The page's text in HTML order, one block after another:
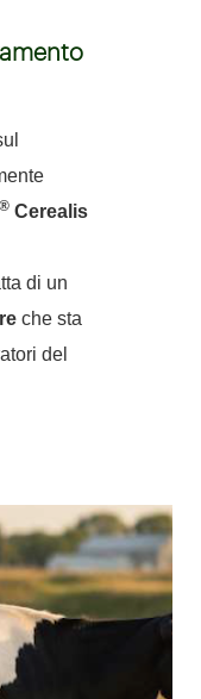
® Cerealis
di un
che sta
del